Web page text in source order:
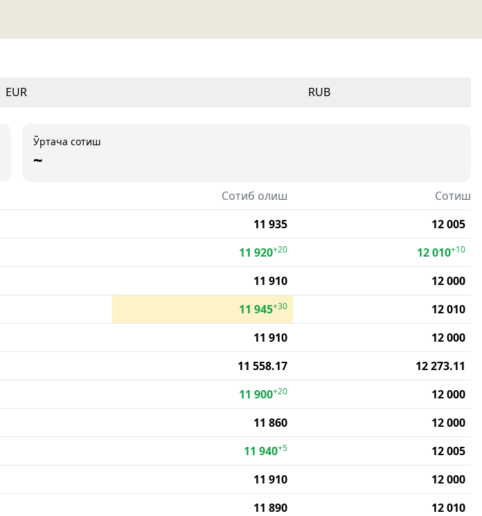
EUR
RUB
Ўртача сотиш
~
Сотиб олиш
Сотиш
11 935
12 005
11 920+20 12 010+10
11 910
12 000
11 945+30
12 010
11 910
12 000
11 558.17
12 273.11
11 900+20
12 000
11 860
12 000
11 940+5
12 005
11 910
12 000
11 890
12 010